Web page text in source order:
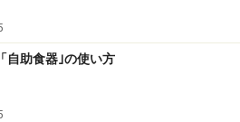
かすも殺すも利用者次第。賢く
方になってもらいましょう！
自助食器｣の使い方